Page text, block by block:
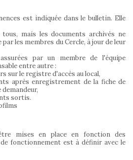
est indiquée dans le bulletin. Elle
mais les documents archivés ne
les membres du Cercle, à jour de leur
par un membre de l'équipe
entre autre :
sur le registre d'accès au local,
après enregistrement de la fiche de
sortis.
mises en place en fonction des
fonctionnement est à définir avec le